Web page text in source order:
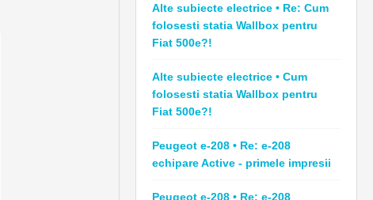
Alte subiecte electrice • Re: Cum
folosesti statia Wallbox pentru
Fiat 500e?!
Alte subiecte electrice • Cum
folosesti statia Wallbox pentru
Fiat 500e?!
Peugeot e-208 • Re: e-208
echipare Active - primele impresii
Peugeot e-208 • Re: e-208